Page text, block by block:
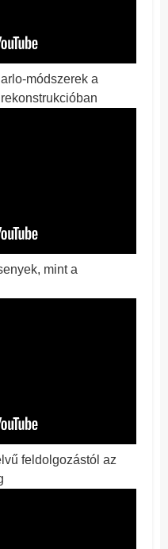
módszerek a
mint a
feldolgozástól az